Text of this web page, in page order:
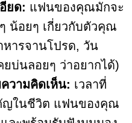
ยด: แฟนของคุณมักจะ
น้อยๆ เกี่ยวกับตัวคุณ
ารจานโปรด, วัน
บ่นลอยๆ ว่าอยากได้)
วามคิดเห็น: เวลาที่
ญในชีวิต แฟนของคุณ